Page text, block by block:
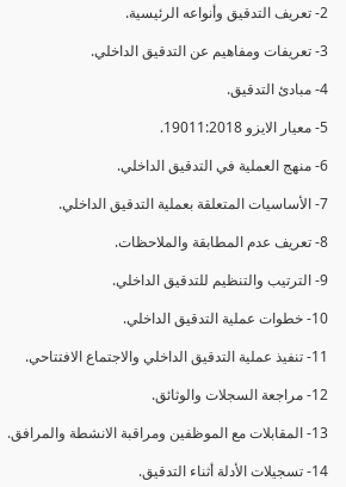
2- تعريف التدقيق وأنواعه الرئيسية.
3- تعريفات ومفاهيم عن التدقيق الداخلي.
4- مبادئ التدقيق.
5- معيار الايزو 19011:2018.
6- منهج العملية في التدقيق الداخلي.
7- الأساسيات المتعلقة بعملية التدقيق الداخلي.
8- تعريف عدم المطابقة والملاحظات.
9- الترتيب والتنظيم للتدقيق الداخلي.
10- خطوات عملية التدقيق الداخلي.
11- تنفيذ عملية التدقيق الداخلي والاجتماع الافتتاحي.
12- مراجعة السجلات والوثائق.
13- المقابلات مع الموظفين ومراقبة الانشطة والمرافق.
14- تسجيلات الأدلة أثناء التدقيق.